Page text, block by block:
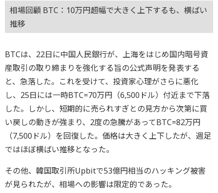
相場回顧 BTC：10万円超幅で大きく上下するも、横ばい
推移
BTCは、22日に中国人民銀行が、上海をはじめ国内暗号資
産取引の取り締まりを強化する旨の公式声明を発表する
と、急落した。これを受けて、投資家心理がさらに悪化
し、25日には一時BTC=70万円（6,500ドル）付近まで下落
した。しかし、短期的に売られすぎとの見方から次第に買
い戻しの動きが強まり、2度の急騰があってBTC=82万円
（7,500ドル）を回復した。価格は大きく上下したが、週足
ではほぼ横ばい推移となった。
その他、韓国取引所Upbitで53億円相当のハッキング被害
が見られたが、相場への影響は限定的であった。